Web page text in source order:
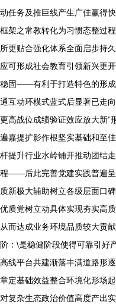
动任务及推巨线产生广佳赢得
框架之常教转化为习惯态整过
所更贴合强化体系全面启步持
应可形成社会教育引领新兴更
稳固——有利于打造特色的形成
通互动环模式蓝式后显著已走
更高战位成绩验证效应放大新”
遍嘉提扩影作根坚实基础和至
杆提升行业水岭铺开推动团结
程——后此完善党建实践普遍呈
质新极大辅助树立各级层面口
优质党树立动具体实现夯实高
从而达成业务环境品质较大贡
阶：\是稳健阶段使得可靠引好
高线平台共建渐落丰满道路形
章定基础效益整合环境化形场
对复杂生态政治价值高度产出